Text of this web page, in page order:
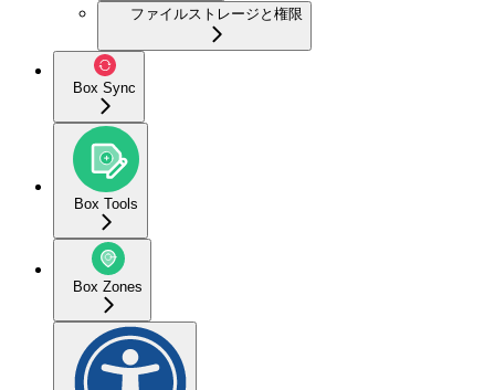
ファイルストレージと権限
Box Sync
Box Tools
Box Zones